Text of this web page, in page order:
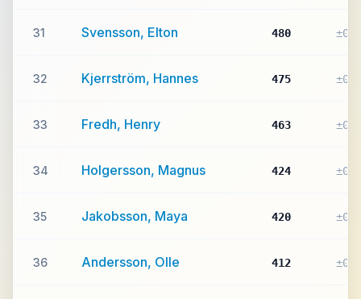
31 Svensson, Elton 480 ±0
32 Kjerrström, Hannes 475 ±0
33 Fredh, Henry 463 ±0
34 Holgersson, Magnus 424 ±0
35 Jakobsson, Maya 420 ±0
36 Andersson, Olle 412 ±0